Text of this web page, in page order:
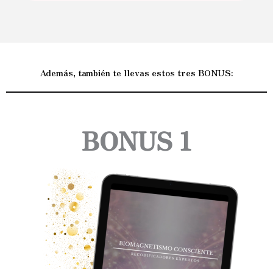
Además, también te llevas estos tres BONUS:
BONUS 1